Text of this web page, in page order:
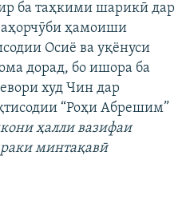
ба таҳкими шарикӣ дар
ҳамоиши
Осиё ва уқёнуси
дорад, бо ишора ба
худ Чин дар
“Роҳи Абрешим”
ҳалли вазифаи
минтақавӣ